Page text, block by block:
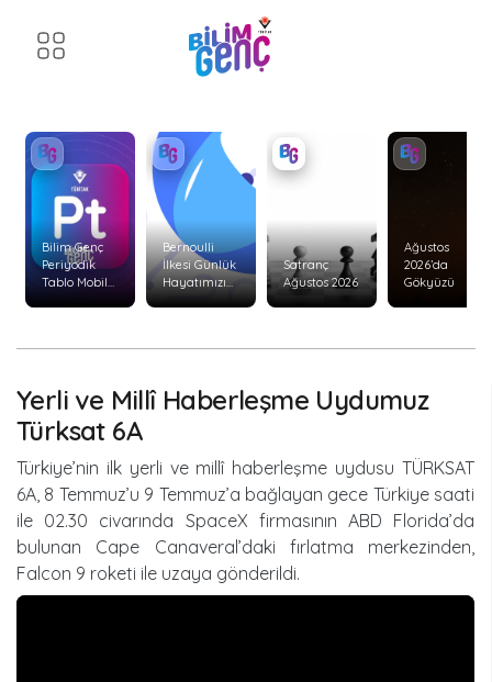
Bilim Genç
Periyodik
Tablo Mobil
Bernoulli
İlkesi Günlük
Hayatımızı
Nasıl Etkiler?
Satranç
Ağustos 2026
Ağustos
2026’da
Gökyüzü
Yerli ve Millî Haberleşme Uydumuz
Türksat 6A
Türkiye’nin ilk yerli ve millî haberleşme uydusu TÜRKSAT
6A, 8 Temmuz’u 9 Temmuz’a bağlayan gece Türkiye saati
ile 02.30 civarında SpaceX firmasının ABD Florida’da
bulunan Cape Canaveral’daki fırlatma merkezinden,
Falcon 9 roketi ile uzaya gönderildi.